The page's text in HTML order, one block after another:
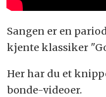
Sangen er en
kjente klassiker
Her har du et
bonde-videoer.